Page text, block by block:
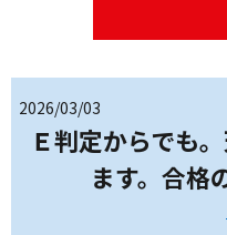
2026/03/03
Ｅ判定からでも
ます。合格